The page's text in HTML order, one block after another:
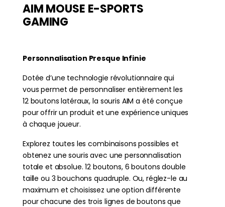
AIM MOUSE E-SPORTS
GAMING
Personnalisation Presque Infinie
Dotée d’une technologie révolutionnaire qui
vous permet de personnaliser entièrement les
12 boutons latéraux, la souris AIM a été conçue
pour offrir un produit et une expérience uniques
à chaque joueur.
Explorez toutes les combinaisons possibles et
obtenez une souris avec une personnalisation
totale et absolue. 12 boutons, 6 boutons double
taille ou 3 bouchons quadruple. Ou, réglez-le au
maximum et choisissez une option différente
pour chacune des trois lignes de boutons que